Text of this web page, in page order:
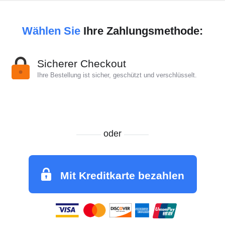
Wählen Sie Ihre Zahlungsmethode:
Sicherer Checkout
Ihre Bestellung ist sicher, geschützt und verschlüsselt.
oder
Mit Kreditkarte bezahlen